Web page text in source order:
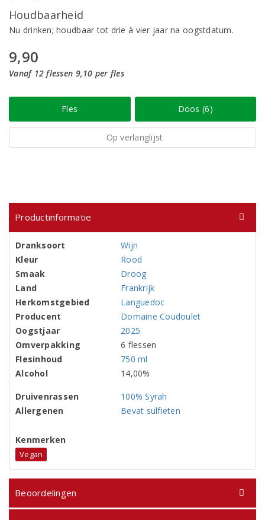
Houdbaarheid
Nu drinken; houdbaar tot drie à vier jaar na oogstdatum.
9,90
Vanaf 12 flessen 9,10 per fles
Fles Doos (6)
Op verlanglijst
Productinformatie
Dranksoort
Wijn
Kleur
Rood
Smaak
Droog
Land
Frankrijk
Herkomstgebied
Languedoc
Producent
Domaine Coudoulet
Oogstjaar
2025
Omverpakking
6 flessen
Flesinhoud
750 ml
Alcohol
14,00%
Druivenrassen
100% Syrah
Allergenen
Bevat sulfieten
Kenmerken
Vegan
Beoordelingen